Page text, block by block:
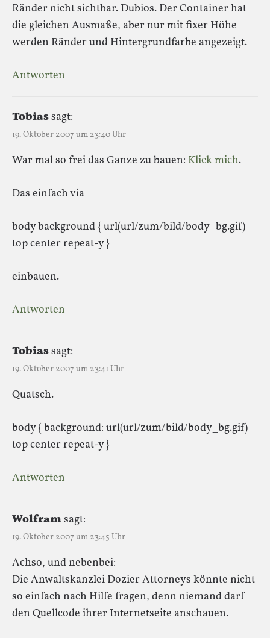
Ränder nicht sichtbar. Dubios. Der Container hat
die gleichen Ausmaße, aber nur mit fixer Höhe
werden Ränder und Hintergrundfarbe angezeigt.
Antworten
Tobiassagt:
19. Oktober 2007 um 23:40 Uhr
War mal so frei das Ganze zu bauen: Klick mich.
Das einfach via
body background { url(url/zum/bild/body_bg.gif)
top center repeat-y }
einbauen.
Antworten
Tobiassagt:
19. Oktober 2007 um 23:41 Uhr
Quatsch.
body { background: url(url/zum/bild/body_bg.gif)
top center repeat-y }
Antworten
Wolframsagt:
19. Oktober 2007 um 23:45 Uhr
Achso, und nebenbei:
Die Anwaltskanzlei Dozier Attorneys könnte nicht
so einfach nach Hilfe fragen, denn niemand darf
den Quellcode ihrer Internetseite anschauen.